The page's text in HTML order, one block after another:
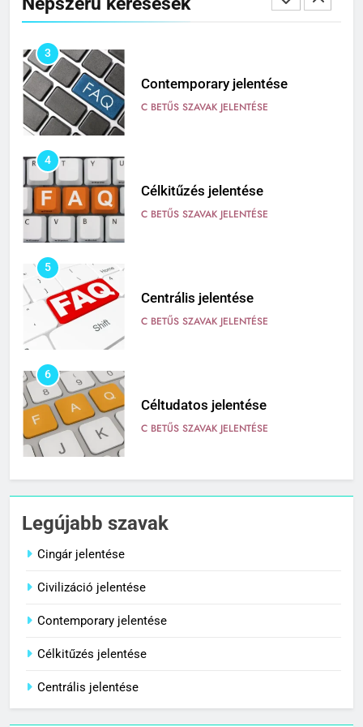
3
Contemporary jelentése
C BETŰS SZAVAK JELENTÉSE
4
Célkitűzés jelentése
C BETŰS SZAVAK JELENTÉSE
5
Centrális jelentése
C BETŰS SZAVAK JELENTÉSE
6
Céltudatos jelentése
C BETŰS SZAVAK JELENTÉSE
7
Centenárium jelentése
8
Cenzúra jelentése
1
Legújabb szavak
Cingár jelentése
Civilizáció jelentése
Contemporary jelentése
Célkitűzés jelentése
Centrális jelentése